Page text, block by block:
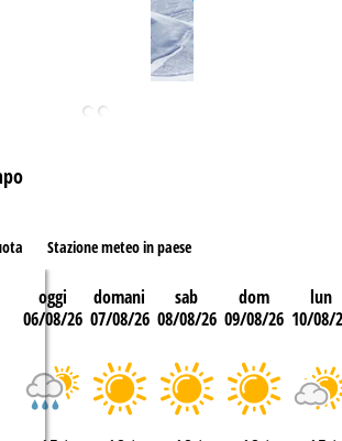
Stazione meteo in paese
oggi
06/08/26
domani
07/08/26
sab
08/08/26
dom
09/08/26
lun
10/08/